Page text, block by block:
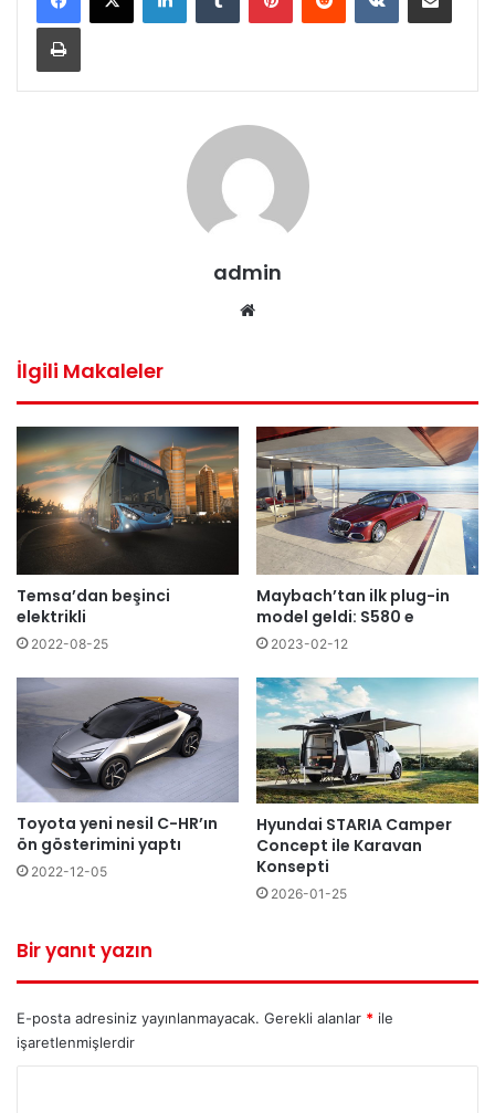
Yazdır
admin
İlgili Makaleler
Temsa’dan beşinci
elektrikli
2022-08-25
Maybach’tan ilk plug-in
model geldi: S580 e
2023-02-12
Toyota yeni nesil C-HR’ın
ön gösterimini yaptı
2022-12-05
Hyundai STARIA Camper
Concept ile Karavan
Konsepti
2026-01-25
Bir yanıt yazın
E-posta adresiniz yayınlanmayacak. Gerekli alanlar * ile
işaretlenmişlerdir